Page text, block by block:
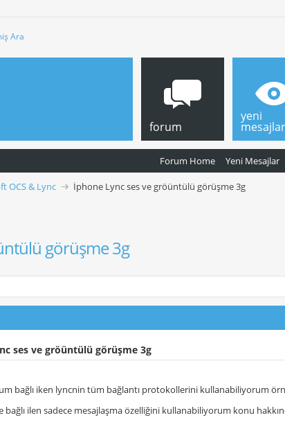
Ara
forum
Forum Home Yeni Mesajlar
yeni
mesajlar
OCS & Lync İphone Lync ses ve gröüntülü görüşme 3g
görüşme 3g
ses ve gröüntülü görüşme 3g
bağlı iken lyncnin tüm bağlantı protokollerini kullanabiliyorum
ilen sadece mesajlaşma özelliğini kullanabiliyorum konu